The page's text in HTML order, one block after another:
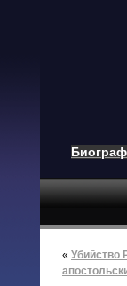
« Убийство